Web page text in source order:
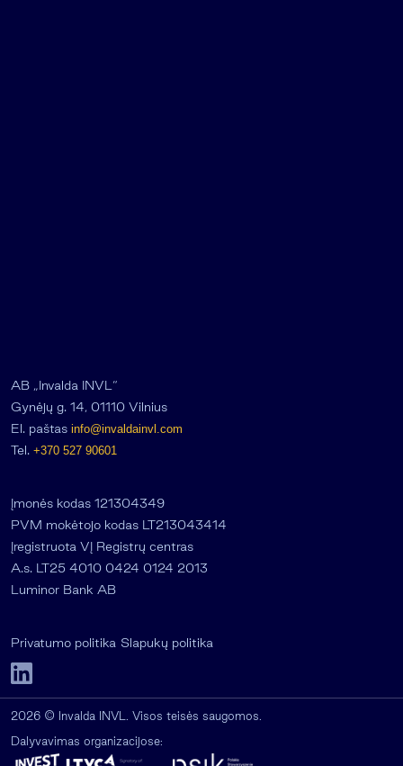
AB „Invalda INVL“
Gynėjų g. 14, 01110 Vilnius
El. paštas info@invaldainvl.com
Tel. +370 527 90601
Įmonės kodas 121304349
PVM mokėtojo kodas LT213043414
Įregistruota VĮ Registrų centras
A.s. LT25 4010 0424 0124 2013
Luminor Bank AB
Privatumo politika Slapukų politika
2026 © Invalda INVL. Visos teisės saugomos.
Dalyvavimas organizacijose: